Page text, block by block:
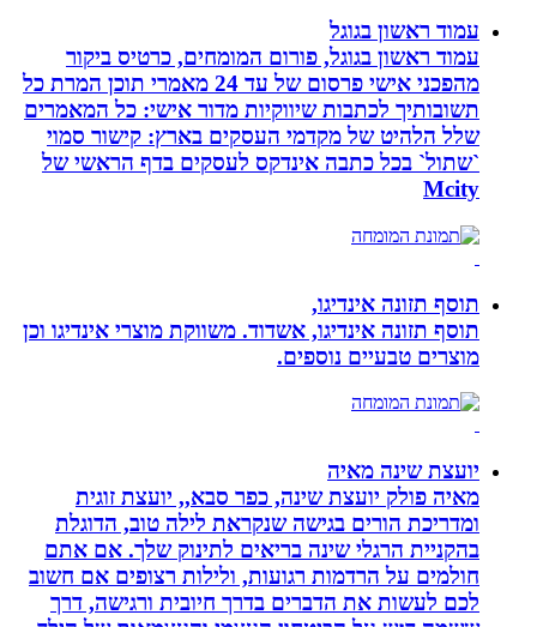
עמוד ראשון בגוגל
עמוד ראשון בגוגל, פורום המומחים, כרטיס ביקור
מהפכני אישי פרסום של עד 24 מאמרי תוכן המרת כל
תשובותיך לכתבות שיווקיות מדור אישי: כל המאמרים
שלל הלהיט של מקדמי העסקים בארץ: קישור סמוי
`שתול` בכל כתבה אינדקס לעסקים בדף הראשי של
Mcity
תוסף תזונה אינדיגו,
תוסף תזונה אינדיגו, אשדוד. משווקת מוצרי אינדיגו וכן
מוצרים טבעיים נוספים.
יועצת שינה מאיה
מאיה פולק יועצת שינה, כפר סבא,, יועצת זוגית
ומדריכת הורים בגישה שנקראת לילה טוב, הדוגלת
בהקניית הרגלי שינה בריאים לתינוק שלך. אם אתם
חולמים על הרדמות רגועות, ולילות רצופים אם חשוב
לכם לעשות את הדברים בדרך חיובית ורגישה, דרך